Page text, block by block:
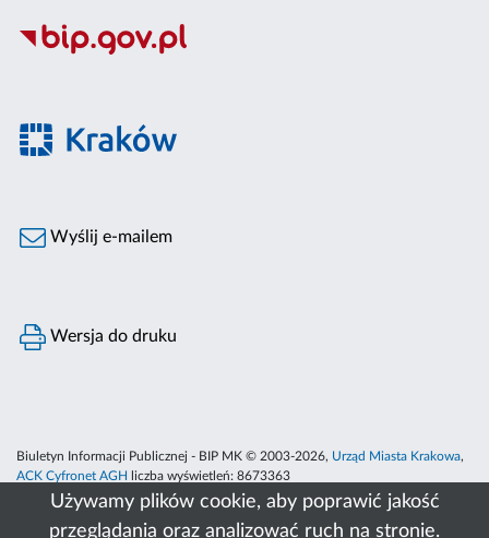
Używamy plików cookie, aby poprawić jakość
przeglądania oraz analizować ruch na stronie.
Wyślij e-mailem
Wersja do druku
Biuletyn Informacji Publicznej - BIP MK © 2003-2026, Urząd Miasta Krakowa,
ACK Cyfronet AGH
liczba wyświetleń: 8673363